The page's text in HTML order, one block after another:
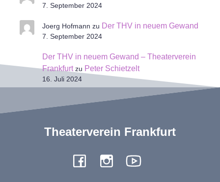
7. September 2024
Joerg Hofmann zu Der THV in neuem Gewand
7. September 2024
Der THV in neuem Gewand – Theaterverein
Frankfurtzu Peter Schietzelt
16. Juli 2024
Theaterverein Frankfurt